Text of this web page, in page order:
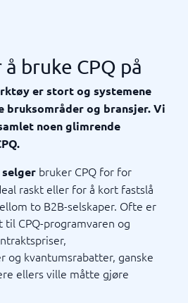
bruke CPQ på
er stort og systemene
bruksområder og bransjer. Vi
noen glimrende
selger bruker CPQ for for
raskt eller for å kort fastslå
to B2B-selskaper. Ofte er
CPQ-programvaren og
og kvantumsrabatter, ganske
ellers ville måtte gjøre